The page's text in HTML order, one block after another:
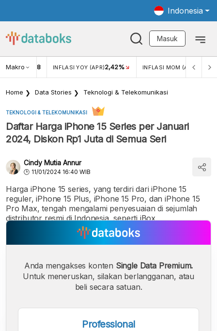
Indonesia
Masuk
Makro
USD/IDR 18 INFLASI YOY (APR)2,42% INFLASI MOM (APR) 0,13%
Home Data Stories Teknologi & Telekomunikasi
TEKNOLOGI & TELEKOMUNIKASI
Daftar Harga iPhone 15 Series per Januari
2024, Diskon Rp1 Juta di Semua Seri
Cindy Mutia Annur
11/01/2024 16:40 WIB
Harga iPhone 15 series, yang terdiri dari iPhone 15
reguler, iPhone 15 Plus, iPhone 15 Pro, dan iPhone 15
Pro Max, tengah mengalami penyesuaian di sejumlah
distributor resmi di Indonesia, seperti iBox
Anda mengakses konten Single Data Premium.
Untuk meneruskan, silakan berlangganan, atau
beli secara satuan.
Professional